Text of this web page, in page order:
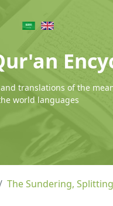
translations of the
world languages
The Sundering,